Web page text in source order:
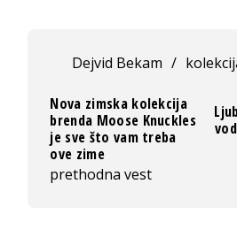
Dejvid Bekam /
Nova zimska kolekcija
brenda Moose Knuckles
je sve što vam treba
ove zime
prethodna vest